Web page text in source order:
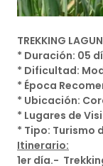
TREKKING
* Duración: 05
* Dificultad:
* Época
* Ubicación:
* Lugares de
* Tipo: Turismo
Itinerario:
1er día.-